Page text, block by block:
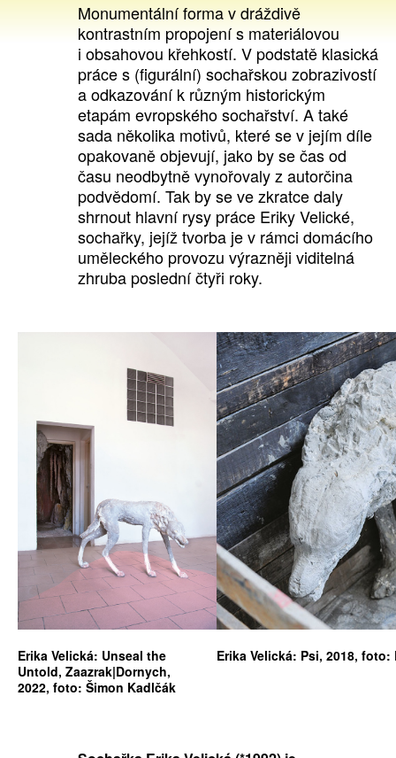
Monumentální forma v dráždivě
kontrastním propojení s materiálovou
i obsahovou křehkostí. V podstatě klasická
práce s (figurální) sochařskou zobrazivostí
a odkazování k různým historickým
etapám evropského sochařství. A také
sada několika motivů, které se v jejím díle
opakovaně objevují, jako by se čas od
času neodbytně vynořovaly z autorčina
podvědomí. Tak by se ve zkratce daly
shrnout hlavní rysy práce Eriky Velické,
sochařky, jejíž tvorba je v rámci domácího
uměleckého provozu výrazněji viditelná
zhruba poslední čtyři roky.
Erika Velická: Unseal the
Untold, Zaazrak|Dornych,
2022, foto: Šimon Kadlčák
Erika Velická: Psi, 2018,